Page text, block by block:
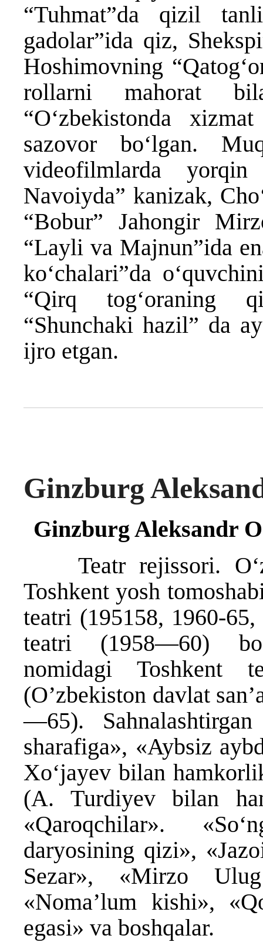
“Tuhmat”da qizil
gadolar”ida qiz,
Hoshimovning
rollarni mahorat
“O‘zbekistonda
sazovor bo‘lgan.
videofilmlarda
Navoiyda” kanizak,
“Bobur” Jahongir
“Layli va Majnun”ida
ko‘chalari”da
“Qirq tog‘oraning
“Shunchaki hazil” da
ijro etgan.
Ginzburg
Ginzburg Aleksandr
Teatr rejissori.
Toshkent yosh
teatri (195158, 1960-
teatri (1958—60)
nomidagi Toshkent
(O’zbekiston davlat
—65).
sharafiga», «Aybsiz
Xoʻjayev bilan
(A. Turdiyev bilan
«Qaroqchilar».
daryosining qizi»,
Sezar», «Mirzo
«Nomaʼlum kishi»,
egasi» va boshqalar.